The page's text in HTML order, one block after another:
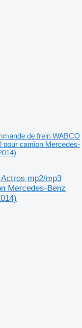
de frein WABCO
pour camion Mercedes-
mp2/mp3
Mercedes-Benz